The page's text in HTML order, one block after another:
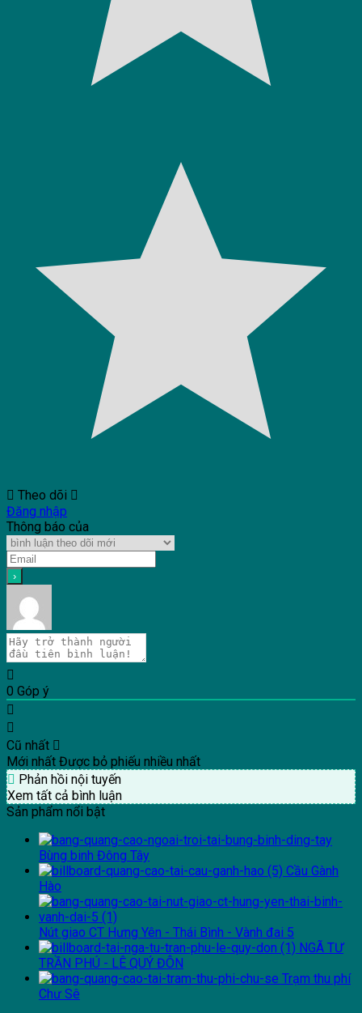
Theo dõi
Đăng nhập
Thông báo của
0 Góp ý
Cũ nhất
Mới nhất Được bỏ phiếu nhiều nhất
Phản hồi nội tuyến
Xem tất cả bình luận
Sản phẩm nổi bật
Bùng binh Đông Tây
Cầu Gành
Hào
Nút giao CT Hưng Yên - Thái Bình - Vành đai 5
NGÃ TƯ
TRẦN PHÚ - LÊ QUÝ ĐÔN
Trạm thu phí
Chư Sê